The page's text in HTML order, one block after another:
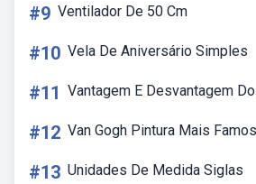
#9 Ventilador De 50 Cm
#10 Vela De Aniversário Simples
#11 Vantagem E Desvantagem
#12 Van Gogh Pintura Mais
#13 Unidades De Medida Siglas